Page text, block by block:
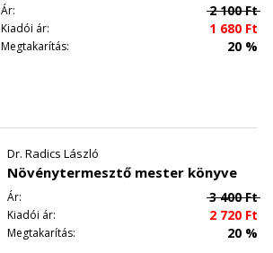
Ár: 2 100Ft
Kiadói ár: 1 680 Ft
Megtakarítás: 20 %
Dr. Radics László
Növénytermesztő mester könyve
Ár: 3 400Ft
Kiadói ár: 2 720 Ft
Megtakarítás: 20 %